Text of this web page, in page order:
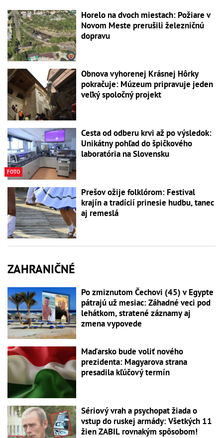
Horelo na dvoch miestach: Požiare v
Novom Meste prerušili železničnú
dopravu
Obnova vyhorenej Krásnej Hôrky
pokračuje: Múzeum pripravuje jeden
veľký spoločný projekt
FOTO
Cesta od odberu krvi až po výsledok:
Unikátny pohľad do špičkového
laboratória na Slovensku
Prešov ožije folklórom: Festival
krajín a tradícií prinesie hudbu, tanec
aj remeslá
ZAHRANIČNÉ
Po zmiznutom Čechovi (45) v Egypte
pátrajú už mesiac: Záhadné veci pod
lehátkom, stratené záznamy aj
zmena vypovede
Maďarsko bude voliť nového
prezidenta: Magyarova strana
presadila kľúčový termín
Sériový vrah a psychopat žiada o
vstup do ruskej armády: Všetkých 11
žien ZABIL rovnakým spôsobom!